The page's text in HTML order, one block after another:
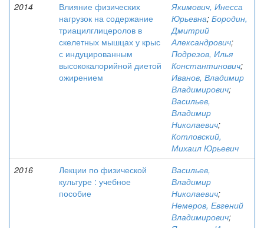
2014
Влияние физических
нагрузок на содержание
триацилглицеролов в
скелетных мышцах у крыс
с индуцированным
высококалорийной диетой
ожирением
Якимович, Инесса
Юрьевна; Бородин,
Дмитрий
Александрович;
Подрезов, Илья
Константинович;
Иванов, Владимир
Владимирович;
Васильев,
Владимир
Николаевич;
Котловский,
Михаил Юрьевич
2016
Лекции по физической
культуре : учебное
пособие
Васильев,
Владимир
Николаевич;
Немеров, Евгений
Владимирович;